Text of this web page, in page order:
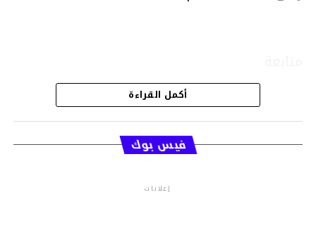
قسم الاخبار
أكمل القراءة
فيس بوك
إعلانات